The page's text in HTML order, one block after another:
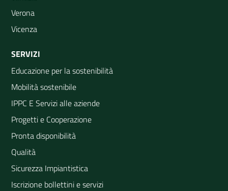
Verona
Vicenza
SERVIZI
Educazione per la sostenibilità
Mobilità sostenibile
IPPC E Servizi alle aziende
Progetti e Cooperazione
Pronta disponibilità
Qualità
Sicurezza Impiantistica
Iscrizione bollettini e servizi